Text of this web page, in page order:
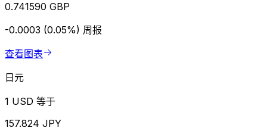
0.741590 GBP
-0.0003 (0.05%) 周报
查看图表
日元
1 USD 等于
157.824 JPY